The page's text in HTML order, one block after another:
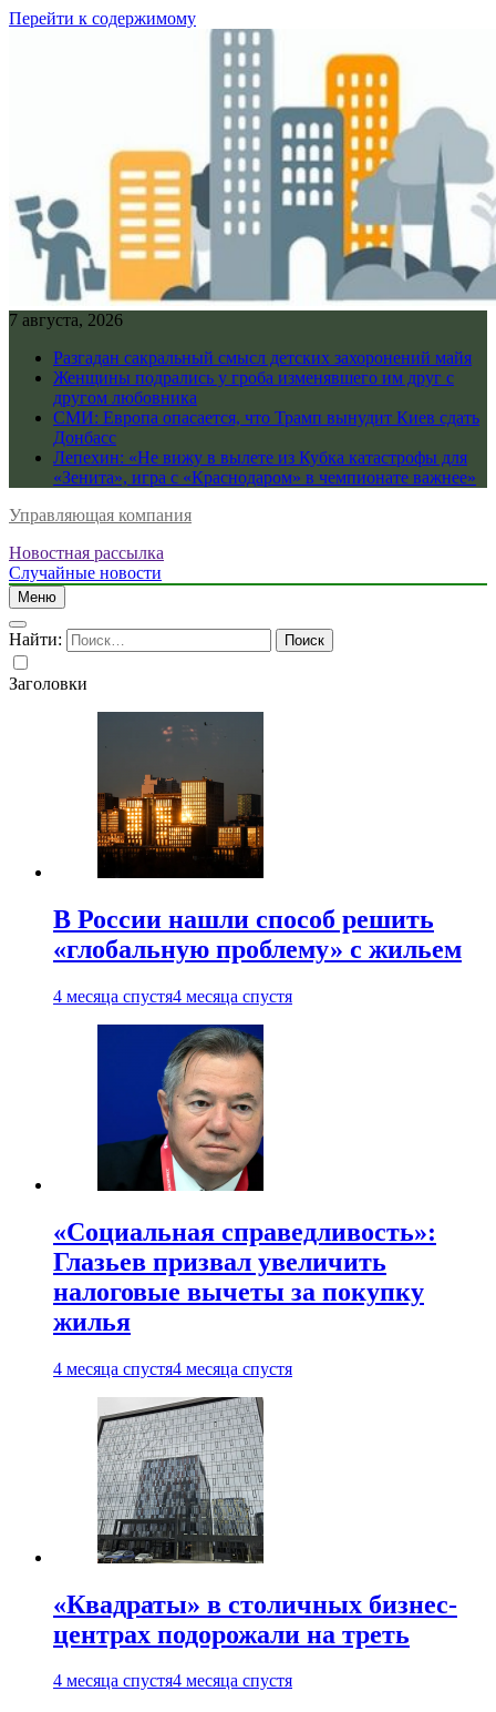
Перейти к содержимому
7 августа, 2026
Разгадан сакральный смысл детских захоронений майя
Женщины подрались у гроба изменявшего им друг с
другом любовника
СМИ: Европа опасается, что Трамп вынудит Киев сдать
Донбасс
Лепехин: «Не вижу в вылете из Кубка катастрофы для
«Зенита», игра с «Краснодаром» в чемпионате важнее»
Управляющая компания
Новостная рассылка
Случайные новости
Меню
Найти:
Заголовки
В России нашли способ решить
«глобальную проблему» с жильем
4 месяца спустя4 месяца спустя
«Социальная справедливость»:
Глазьев призвал увеличить
налоговые вычеты за покупку
жилья
4 месяца спустя4 месяца спустя
«Квадраты» в столичных бизнес-
центрах подорожали на треть
4 месяца спустя4 месяца спустя